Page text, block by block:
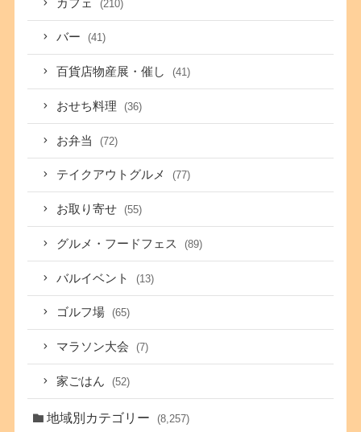
カフェ (210)
バー (41)
百貨店物産展・催し (41)
おせち料理 (36)
お弁当 (72)
テイクアウトグルメ (77)
お取り寄せ (55)
グルメ・フードフェス (89)
バルイベント (13)
ゴルフ場 (65)
マラソン大会 (7)
家ごはん (52)
地域別カテゴリー (8,257)